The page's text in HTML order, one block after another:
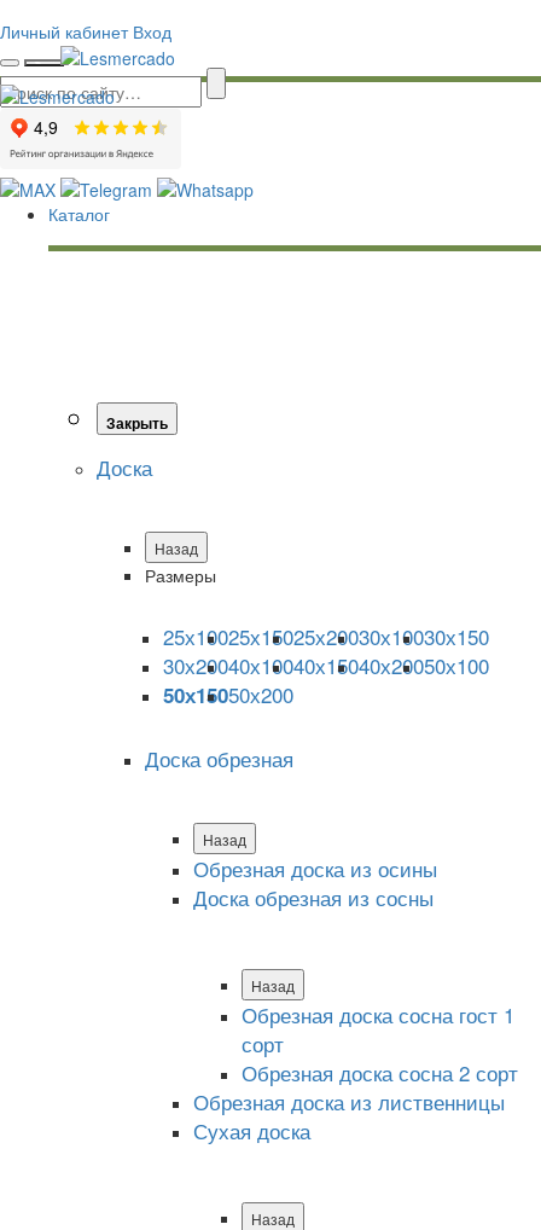
Личный кабинет Вход
Каталог
Закрыть
Доска
Назад
Размеры
25х10025х15025х20030х10030х150
30х20040х10040х15040х20050х100
50х15050х200
Доска обрезная
Назад
Обрезная доска из осины
Доска обрезная из сосны
Назад
Обрезная доска сосна гост 1
сорт
Обрезная доска сосна 2 сорт
Обрезная доска из лиственницы
Сухая доска
Назад